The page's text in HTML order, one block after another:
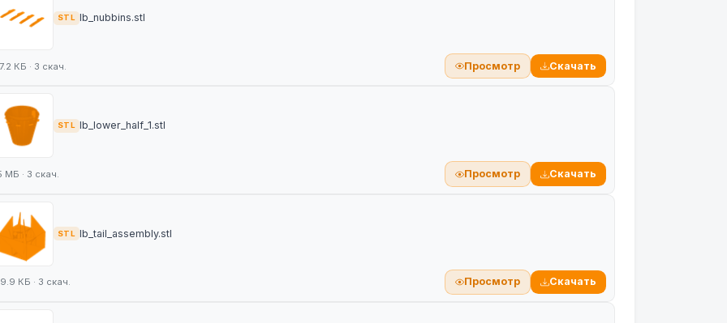
STL lb_nubbins.stl
КБ · 3 скач. Просмотр Скачать
STL lb_lower_half_1.stl
МБ · 3 скач. Просмотр Скачать
STL lb_tail_assembly.stl
КБ · 3 скач. Просмотр Скачать